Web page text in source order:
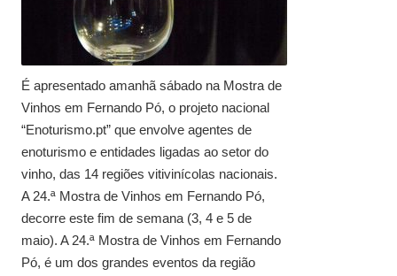
É apresentado amanhã sábado na Mostra de
Vinhos em Fernando Pó, o projeto nacional
“Enoturismo.pt” que envolve agentes de
enoturismo e entidades ligadas ao setor do
vinho, das 14 regiões vitivinícolas nacionais.
A 24.ª Mostra de Vinhos em Fernando Pó,
decorre este fim de semana (3, 4 e 5 de
maio). A 24.ª Mostra de Vinhos em Fernando
Pó, é um dos grandes eventos da região